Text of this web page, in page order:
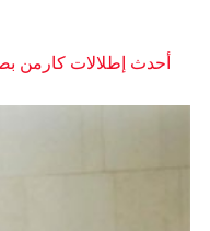
أحدث إطلالات كارمن